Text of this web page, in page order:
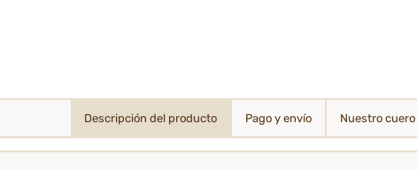
Descripción del producto Pago y envío Nuestro cuero